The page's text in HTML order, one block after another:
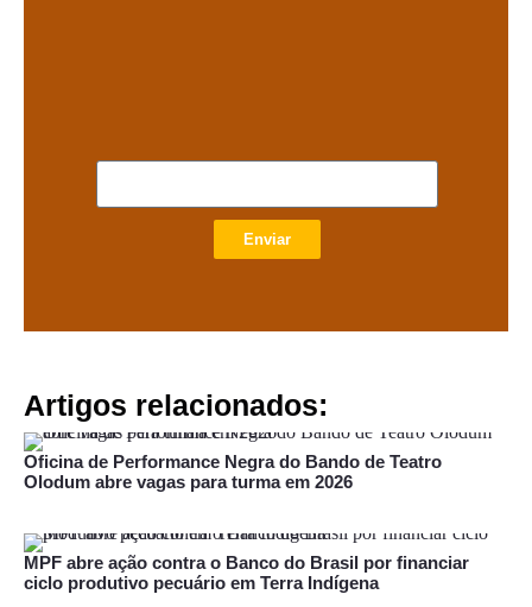
Enviar
Artigos relacionados:
Oficina de Performance Negra do Bando de Teatro
Olodum abre vagas para turma em 2026
MPF abre ação contra o Banco do Brasil por financiar
ciclo produtivo pecuário em Terra Indígena